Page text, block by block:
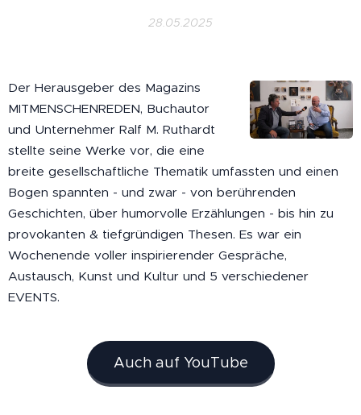
28.05.2025
Der Herausgeber des Magazins
MITMENSCHENREDEN, Buchautor
und Unternehmer Ralf M. Ruthardt
stellte seine Werke vor, die eine
breite gesellschaftliche Thematik umfassten und einen
Bogen spannten - und zwar - von berührenden
Geschichten, über humorvolle Erzählungen - bis hin zu
provokanten & tiefgründigen Thesen. Es war ein
Wochenende voller inspirierender Gespräche,
Austausch, Kunst und Kultur und 5 verschiedener
EVENTS.
Auch auf YouTube